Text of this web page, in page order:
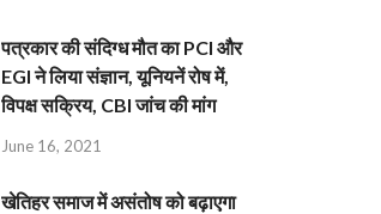
पत्रकार की संदिग्ध मौत का PCI और
EGI ने लिया संज्ञान, यूनियनें रोष में,
विपक्ष सक्रिय, CBI जांच की मांग
June 16, 2021
खेतिहर समाज में असंतोष को बढ़ाएगा